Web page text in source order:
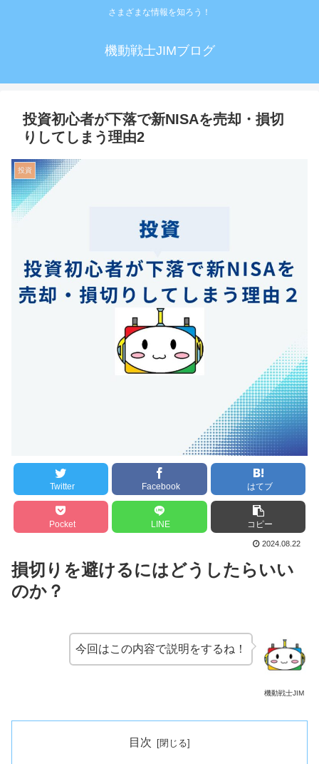
さまざまな情報を知ろう！
機動戦士JIMブログ
投資初心者が下落で新NISAを売却・損切
りしてしまう理由2
投資
Twitter Facebook はてブ
Pocket LINE コピー
2024.08.22
損切りを避けるにはどうしたらいい
のか？
機動戦士JIM
今回はこの内容で説明をするね！
目次